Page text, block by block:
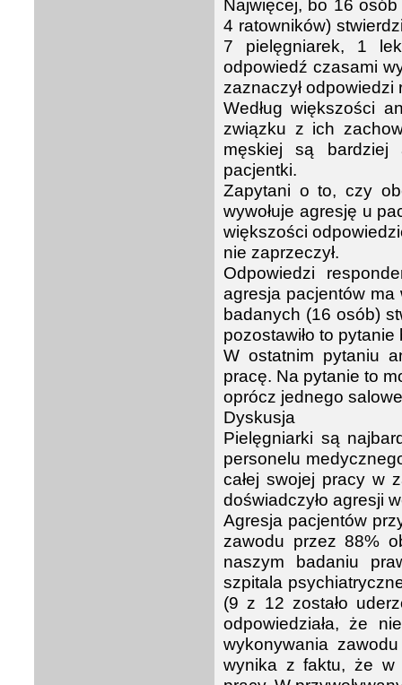
Najwięcej, bo 16
4 ratowników)
7 pielęgniarek, 1
odpowiedź czasami
zaznaczył odpowiedzi
Według większości
związku z ich
męskiej są bardziej
pacjentki.
Zapytani o to, czy
wywołuje agresję u
większości
nie zaprzeczył.
Odpowiedzi
agresja pacjentów ma
badanych (16 osób)
pozostawiło to
W ostatnim pytaniu
pracę. Na pytanie to
oprócz jednego
Dyskusja
Pielęgniarki są
personelu
całej swojej pracy w
doświadczyło agresji
Agresja pacjentów
zawodu przez 88%
naszym badaniu
szpitala
(9 z 12 zostało
odpowiedziała, że
wykonywania
wynika z faktu, że w